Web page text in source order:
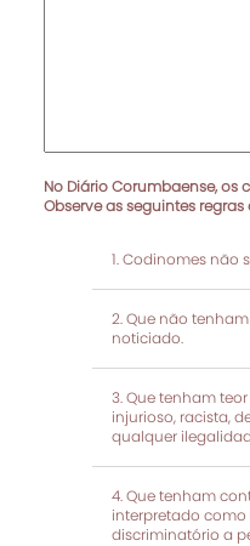
No Diário Corumbaense, os
Observe as seguintes
Codinomes não
Que não
noticiado.
Que tenham
injurioso, racista,
qualquer
Que tenham
interpretado
discriminatório a